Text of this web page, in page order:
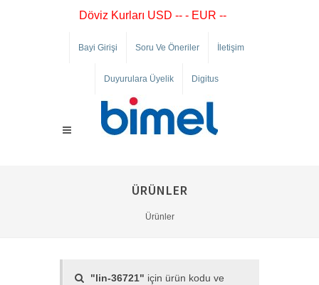
Döviz Kurları USD -- - EUR --
Bayi Girişi Soru Ve Öneriler İletişim
Duyurulara Üyelik Digitus
ÜRÜNLER
Ürünler
"lin-36721" için ürün kodu ve